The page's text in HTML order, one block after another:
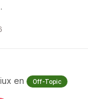
en Off-Topic